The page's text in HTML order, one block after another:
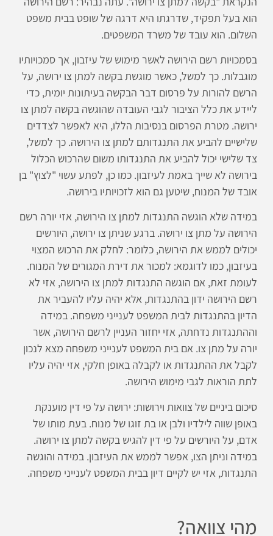
הוא בעל תפקיד, שדרגתו היא דרגה של שופט בבית משפט
השלום. הוא עובד של משרד המשפטים.
בסמכויות רשם הירושה לאשר מימוש של עיזבון, אך סמכויותיו
מוגבלות. כך למשל, כאשר מוגשת בקשה למתן צו ירושה, על
הרשם להורות על פרסום דבר הבקשה בעיתונות יומית, כדי
ליידע את כלל הציבור לגבי העובדה שהוגשה בקשה למתן צו
ירושה. מטרת הפרסום בנסיבות הללו, היא לאפשר לצדדים
שלישיים להביע את התנגדותם למתן צו הירושה. כך למשל,
צד שלישי יכול להביע את התנגדותו משום שהרכוש הכלול
בירושה לא שייך באמת לעיזבון. כמו כן, לפתע עשוי "לצוץ" בן
אובד של המנוח, שיטען גם הוא לזכויותיו בירושה.
במידה שלא הוגשה התנגדות למתן צו הירושה, אזי יורה רשם
הירושה על מתן צו ירושה. ברגע שניתן צו ירושה, היורשים
יכולים לממש את הירושה, כלומר: לחלק את הרכוש המצוי
בעיזבון, כמו לדוגמא: למכור את דירת המגורים של המנוח.
לעומת זאת, אם הוגשה התנגדות למתן צו הירושה, אזי לא
רשם הירושה ידון בהתנגדות, אלא יהיה עליו להעביר את
הדיון בהתנגדות לבית המשפט לענייני משפחה. במידה
וההתנגדות נדחתה, אזי יחזור העניין לרשם הירושה, אשר
יורה על מתן צו. אם בית המשפט לענייני משפחה מצא לנכון
לקבל את ההתנגדות או לקבלה באופן חלקי, אזי יהיה עליו
לתת הוראות לגבי מימוש הירושה.
סיכום ביניים של צוואות וירושות: ירושה על פי דין מוענקת
באופן שווה לילדיו ולבן או בת זוגו של מנוח. בעת מותו של
אדם, על היורשים על פי דין להגיש בקשה למתן צו ירושה.
במידה וניתן הצו, אפשר לממש את העיזבון. במידה והוגשה
התנגדות, אזי יש לקיים דיון בבית המשפט לענייני משפחה.
מהי צוואה?